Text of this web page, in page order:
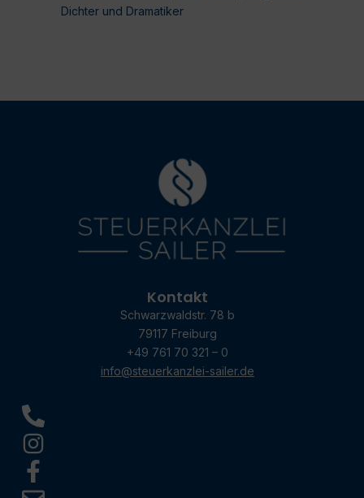
Dichter und Dramatiker
Kontakt
Schwarzwaldstr. 78 b
79117 Freiburg
+49 761 70 321 – 0
info@steuerkanzlei-sailer.de